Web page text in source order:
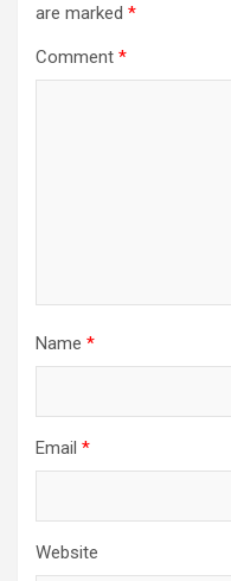
are marked *
Comment *
Name *
Email *
Website